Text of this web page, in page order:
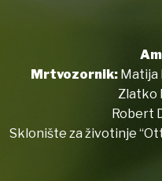
Mrtvozornik: Matija
Zlatko
Robert
Sklonište za životinje